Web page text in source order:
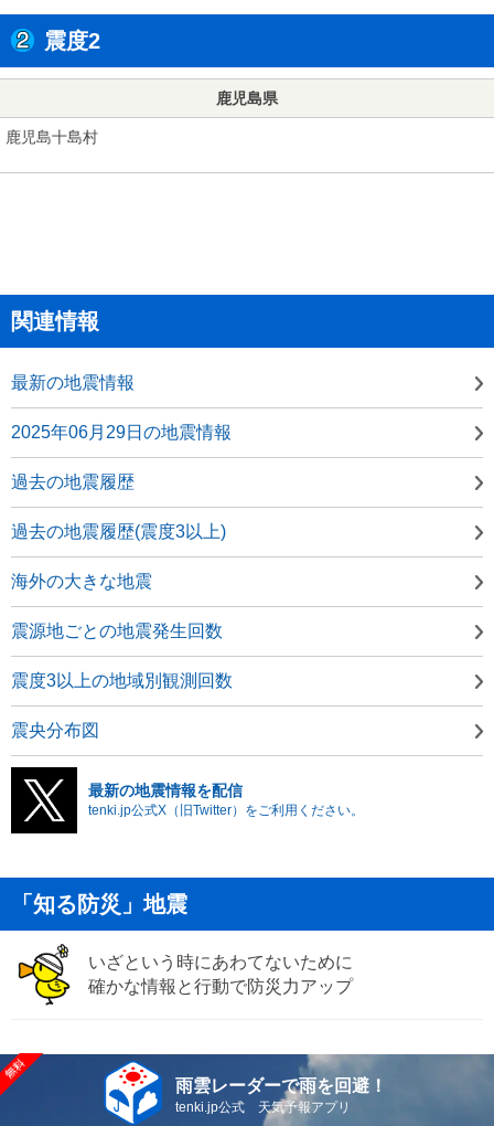
震度2
鹿児島県
鹿児島十島村
関連情報
最新の地震情報
2025年06月29日の地震情報
過去の地震履歴
過去の地震履歴(震度3以上)
海外の大きな地震
震源地ごとの地震発生回数
震度3以上の地域別観測回数
震央分布図
最新の地震情報を配信
tenki.jp公式X（旧Twitter）をご利用ください。
「知る防災」地震
いざという時にあわてないために
確かな情報と行動で防災力アップ
雨雲レーダーで雨を回避！
tenki.jp公式 天気予報アプリ